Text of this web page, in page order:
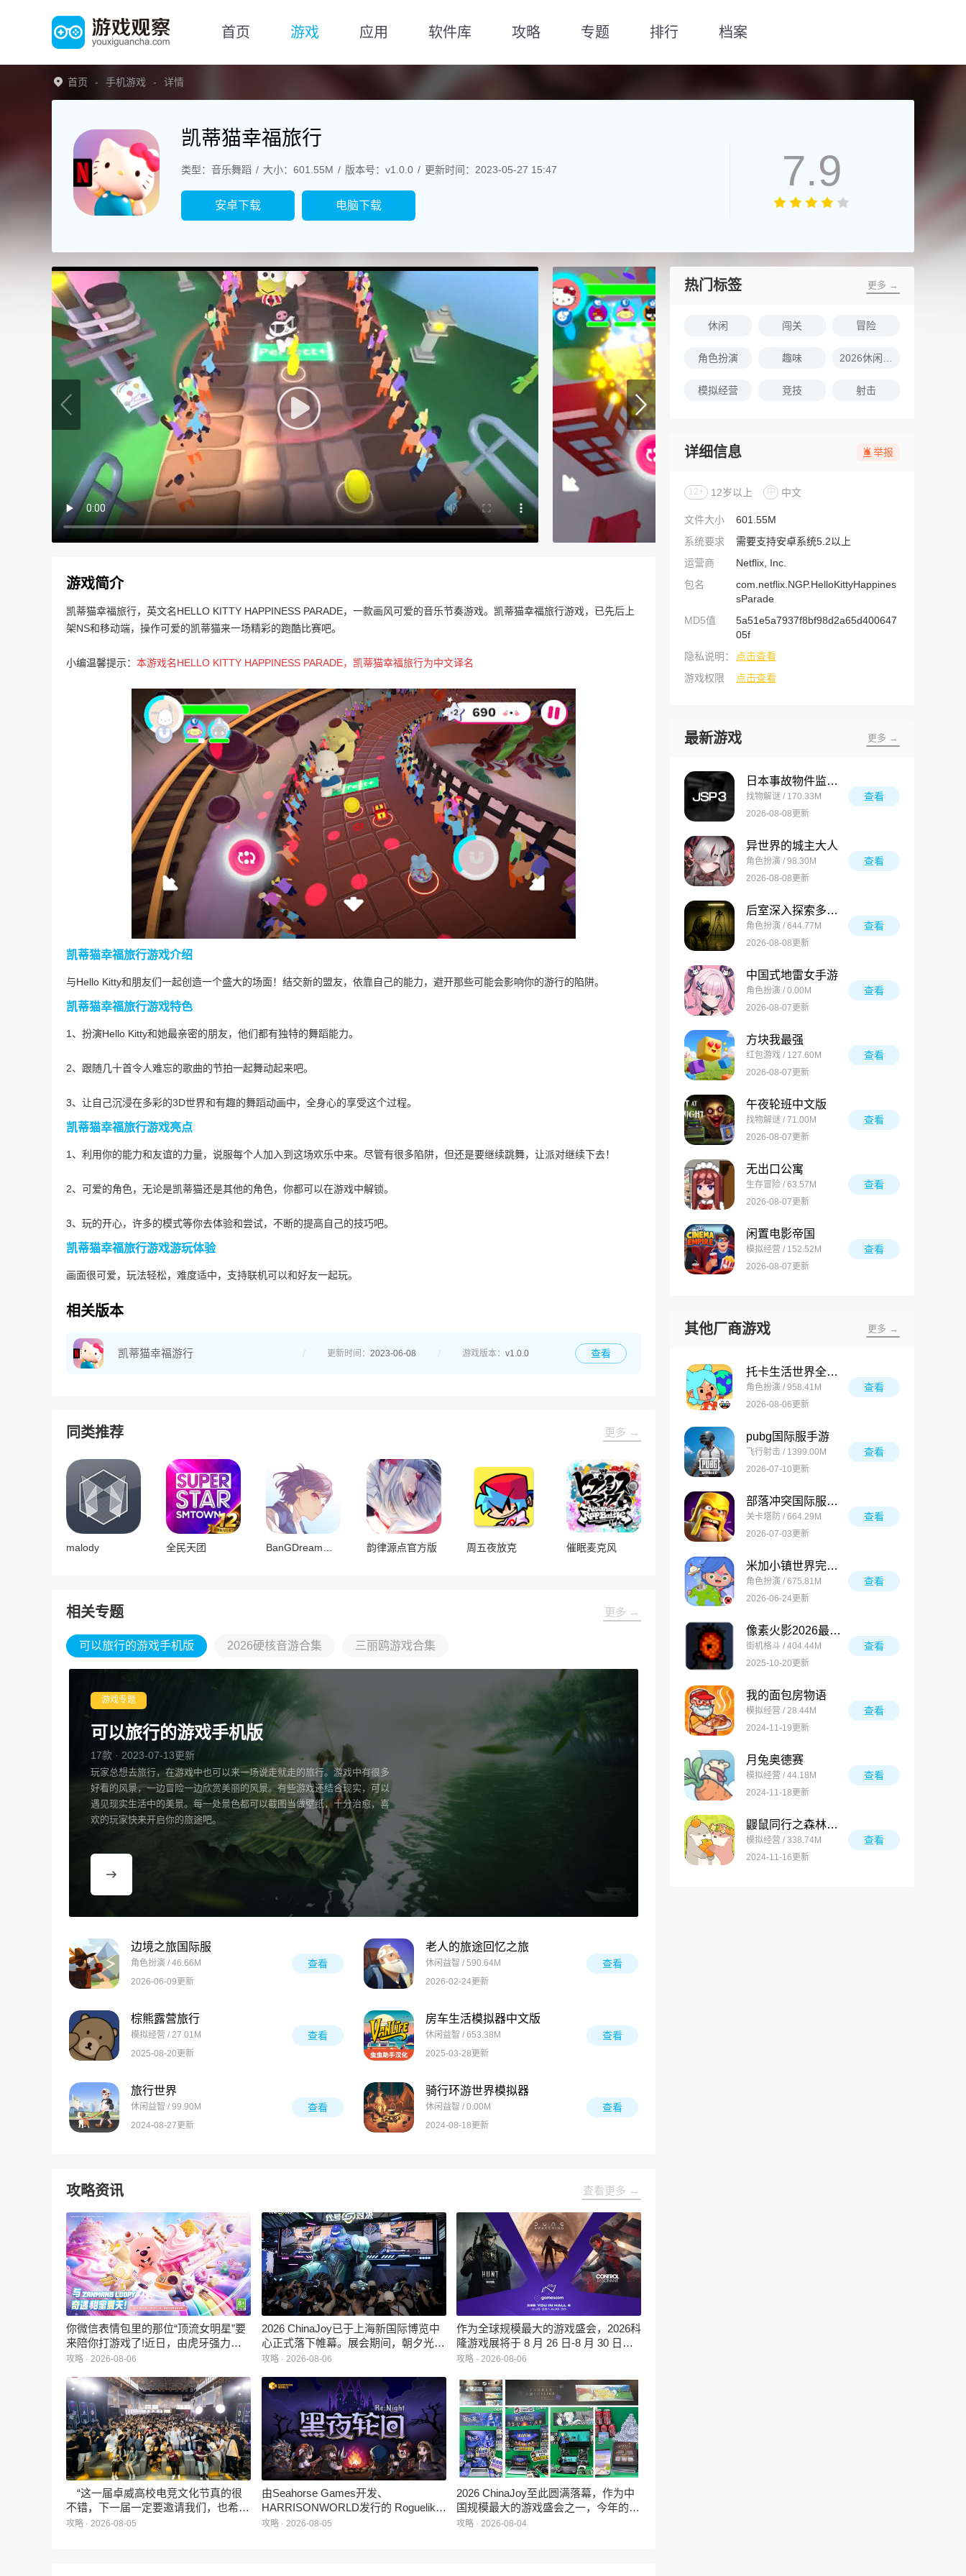
首页 游戏 应用 软件库 攻略 专题 排行 档案
首页 手机游戏 详情
凯蒂猫幸福旅行
类型：音乐舞蹈 大小：601.55M 版本号：v1.0.0 更新时间：2023-05-27 15:47
安卓下载 电脑下载
7.9
游戏简介
凯蒂猫幸福旅行，英文名HELLO KITTY HAPPINESS PARADE，一款画风可爱的音乐节奏游戏。凯蒂猫幸福旅行游戏，已先后上
架NS和移动端，操作可爱的凯蒂猫来一场精彩的跑酷比赛吧。
小编温馨提示： 本游戏名HELLO KITTY HAPPINESS PARADE，凯蒂猫幸福旅行为中文译名
凯蒂猫幸福旅行游戏介绍
与Hello Kitty和朋友们一起创造一个盛大的场面！结交新的盟友，依靠自己的能力，避开那些可能会影响你的游行的陷阱。
凯蒂猫幸福旅行游戏特色
1、扮演Hello Kitty和她最亲密的朋友，他们都有独特的舞蹈能力。
2、跟随几十首令人难忘的歌曲的节拍一起舞动起来吧。
3、让自己沉浸在多彩的3D世界和有趣的舞蹈动画中，全身心的享受这个过程。
凯蒂猫幸福旅行游戏亮点
1、利用你的能力和友谊的力量，说服每个人加入到这场欢乐中来。尽管有很多陷阱，但还是要继续跳舞，让派对继续下去！
2、可爱的角色，无论是凯蒂猫还是其他的角色，你都可以在游戏中解锁。
3、玩的开心，许多的模式等你去体验和尝试，不断的提高自己的技巧吧。
凯蒂猫幸福旅行游戏游玩体验
画面很可爱，玩法轻松，难度适中，支持联机可以和好友一起玩。
相关版本
凯蒂猫幸福游行 更新时间： 2023-06-08 游戏版本： v1.0.0 查看
同类推荐 更多 →
malody 全民天团 韵律源点官方版 周五夜放克 催眠麦克风
相关专题 更多 →
可以旅行的游戏手机版 2026硬核音游合集 三丽鸥游戏合集
游戏专题
可以旅行的游戏手机版
17款 · 2023-07-13更新
玩家总想去旅行，在游戏中也可以来一场说走就走的旅行。游戏中有很多
好看的风景，一边冒险一边欣赏美丽的风景。有些游戏还结合现实，可以
遇见现实生活中的美景。每一处景色都可以截图当做壁纸，十分治愈，喜
欢的玩家快来开启你的旅途吧。
边境之旅国际服
角色扮演 / 46.66M
2026-06-09更新
查看
老人的旅途回忆之旅
休闲益智 / 590.64M
2026-02-24更新
查看
棕熊露营旅行
模拟经营 / 27.01M
2025-08-20更新
查看
房车生活模拟器中文版
休闲益智 / 653.38M
2025-03-28更新
查看
旅行世界
休闲益智 / 99.90M
2024-08-27更新
查看
骑行环游世界模拟器
休闲益智 / 0.00M
2024-08-18更新
查看
攻略资讯 查看更多 →
你微信表情包里的那位“顶流女明星”要
来陪你打游戏了!近日，由虎牙强力发
行、正版Zanmang Loopy(赞萌露比)IP
遇》正式曝光。这款产品巧妙融合了
3D立体消除、模拟经营与丰富的互动
社交玩法，准备为广大玩家和
ZANMANG LOOPY粉丝们带来一场视
觉与味觉的双重“奇遇”。
攻略 · 2026-08-06
2026 ChinaJoy已于上海新国际博览中
心正式落下帷幕。展会期间，朝夕光年
旗下蓝海工作室自研的多英雄策略射击
相，并向玩家开放试玩。
攻略 · 2026-08-06
作为全球规模最大的游戏盛会，2026科
隆游戏展将于 8 月 26 日-8 月 30 日在
德国举行。日前，科隆游戏展官方宣
罄，这也是科隆游戏展办展史上首次出
现展位一席难求的情况。
攻略 · 2026-08-06
“这一届卓威高校电竞文化节真的很
不错，下一届一定要邀请我们，也希望
能给更多同学一个来到现场的机会。”
攻略 · 2026-08-05
由Seahorse Games开发、
HARRISONWORLD发行的 Roguelike
卡牌战棋游戏 《黑夜轮回》于2026年8
攻略 · 2026-08-05
2026 ChinaJoy至此圆满落幕，作为中
国规模最大的游戏盛会之一，今年的展
馆依旧汇聚了来自全球的游戏厂商、媒
攻略 · 2026-08-04
热门标签 更多 →
休闲 闯关 冒险
角色扮演 趣味
模拟经营 竞技 射击
详细信息 举报
12+ 12岁以上 中 中文
文件大小
601.55M
系统要求
需要支持安卓系统5.2以上
运营商
Netflix, Inc.
包名
com.netflix.NGP.HelloKittyHappines
sParade
MD5值
5a51e5a7937f8bf98d2a65d400647
05f
隐私说明：
点击查看
游戏权限
点击查看
最新游戏 更多 →
日本事故物件监视协会3
找物解谜 / 170.33M
2026-08-08更新
查看
异世界的城主大人
角色扮演 / 98.30M
2026-08-08更新
查看
后室深入探索多人联机版
角色扮演 / 644.77M
2026-08-08更新
查看
中国式地雷女手游
角色扮演 / 0.00M
2026-08-07更新
查看
方块我最强
红包游戏 / 127.60M
2026-08-07更新
查看
午夜轮班中文版
找物解谜 / 71.00M
2026-08-07更新
查看
无出口公寓
生存冒险 / 63.57M
2026-08-07更新
查看
闲置电影帝国
模拟经营 / 152.52M
2026-08-07更新
查看
其他厂商游戏 更多 →
托卡生活世界全解锁版
角色扮演 / 958.41M
2026-08-06更新
查看
pubg国际服手游
飞行射击 / 1399.00M
2026-07-10更新
查看
部落冲突国际服最新版
关卡塔防 / 664.29M
2026-07-03更新
查看
米加小镇世界完整版
角色扮演 / 675.81M
2026-06-24更新
查看
像素火影2026最新版
街机格斗 / 404.44M
2025-10-20更新
查看
我的面包房物语
模拟经营 / 28.44M
2024-11-19更新
查看
月兔奥德赛
模拟经营 / 44.18M
2024-11-18更新
查看
鼹鼠同行之森林之家万圣节版
模拟经营 / 338.74M
2024-11-16更新
查看